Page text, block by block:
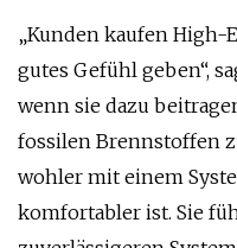
„Kunden kaufen High-
gutes Gefühl geben“,
wenn sie dazu
fossilen Brennstoffen
wohler mit einem
komfortabler ist. Sie